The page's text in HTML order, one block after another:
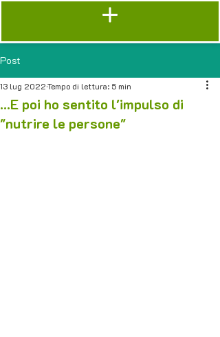
Post
...E poi ho sentito l'impulso di
"nutrire le persone"
13 lug 2022Tempo di lettura: 5 min